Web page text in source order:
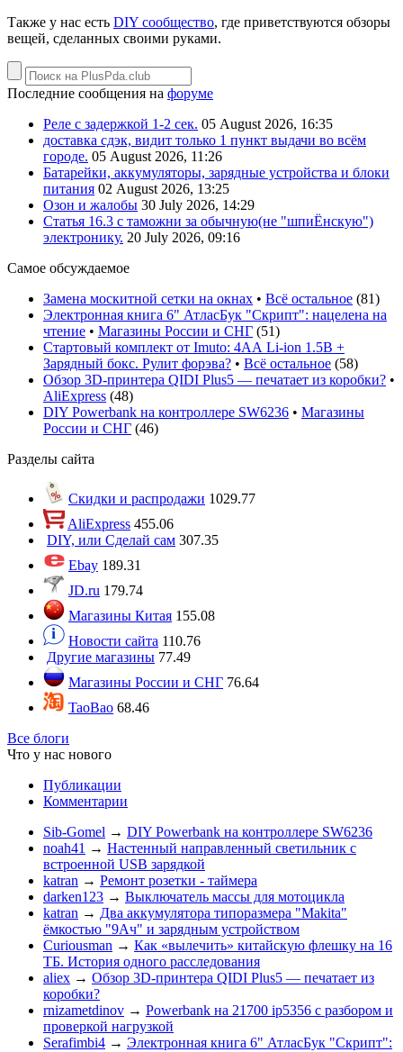
Также у нас есть DIY сообщество, где приветствуются обзоры
вещей, сделанных своими руками.
Последние сообщения на форуме
Реле с задержкой 1-2 сек. 05 August 2026, 16:35
доставка сдэк, видит только 1 пункт выдачи во всём
городе. 05 August 2026, 11:26
Батарейки, аккумуляторы, зарядные устройства и блоки
питания 02 August 2026, 13:25
Озон и жалобы 30 July 2026, 14:29
Статья 16.3 с таможни за обычную(не "шпиЁнскую")
электронику. 20 July 2026, 09:16
Самое обсуждаемое
Замена москитной сетки на окнах • Всё остальное (81)
Электронная книга 6" АтласБук "Скрипт": нацелена на
чтение • Магазины России и СНГ (51)
Стартовый комплект от Imuto: 4АА Li-ion 1.5В +
Зарядный бокс. Рулит форэва? • Всё остальное (58)
Обзор 3D-принтера QIDI Plus5 — печатает из коробки? •
AliExpress (48)
DIY Powerbank на контроллере SW6236 • Магазины
России и СНГ (46)
Разделы сайта
Скидки и распродажи 1029.77
AliExpress 455.06
DIY, или Сделай сам 307.35
Ebay 189.31
JD.ru 179.74
Магазины Китая 155.08
Новости сайта 110.76
Другие магазины 77.49
Магазины России и СНГ 76.64
TaoBao 68.46
Все блоги
Что у нас нового
Публикации
Комментарии
Sib-Gomel → DIY Powerbank на контроллере SW6236
noah41 → Настенный направленный светильник с
встроенной USB зарядкой
katran → Ремонт розетки - таймера
darken123 → Выключатель массы для мотоцикла
katran → Два аккумулятора типоразмера "Makita"
ёмкостью "9Ач" и зарядным устройством
Curiousman → Как «вылечить» китайскую флешку на 16
ТБ. История одного расследования
aliex → Обзор 3D-принтера QIDI Plus5 — печатает из
коробки?
rnizametdinov → Powerbank на 21700 ip5356 c разбором и
проверкой нагрузкой
Serafimbi4 → Электронная книга 6" АтласБук "Скрипт":